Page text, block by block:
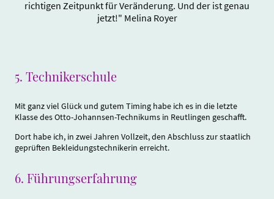
richtigen Zeitpunkt für Veränderung. Und der ist genau
jetzt!" Melina Royer
5. Technikerschule
Mit ganz viel Glück und gutem Timing habe ich es in die letzte
Klasse des Otto-Johannsen-Technikums in Reutlingen geschafft.
Dort habe ich, in zwei Jahren Vollzeit, den Abschluss zur staatlich
geprüften Bekleidungstechnikerin erreicht.
6. Führungserfahrung